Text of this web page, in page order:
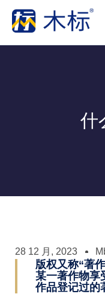
什
28 12 月, 2023
版权又称“著
某一著作物享
作品登记过的